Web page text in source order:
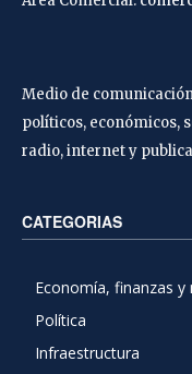
Medio de
políticos, económicos,
radio, internet y
CATEGORIAS
Economía, finanzas y
Política
Infraestructura